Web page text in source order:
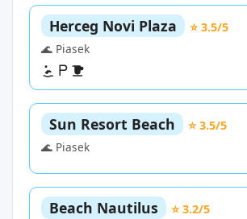
Herceg Novi Plaza
⭐ 3.5/5
🌊 Piasek
Sun Resort Beach
⭐ 3.5/5
🌊 Piasek
Beach Nautilus
⭐ 3.2/5